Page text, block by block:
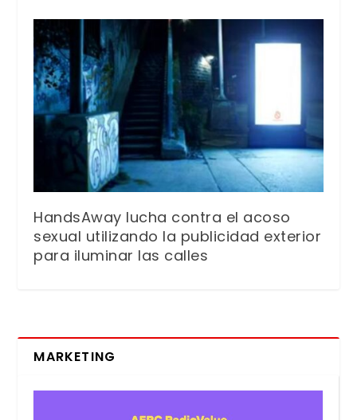
HandsAway lucha contra el acoso
sexual utilizando la publicidad exterior
para iluminar las calles
MARKETING